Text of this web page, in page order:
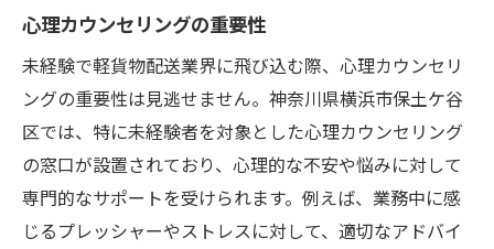
心理カウンセリングの重要性
未経験で軽貨物配送業界に飛び込む際、心理カウンセリ
ングの重要性は見逃せません。神奈川県横浜市保土ケ谷
区では、特に未経験者を対象とした心理カウンセリング
の窓口が設置されており、心理的な不安や悩みに対して
専門的なサポートを受けられます。例えば、業務中に感
じるプレッシャーやストレスに対して、適切なアドバイ